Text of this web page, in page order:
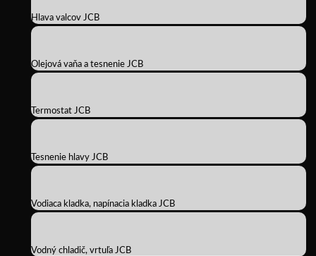
Hlava valcov JCB
Olejová vaňa a tesnenie JCB
Termostat JCB
Tesnenie hlavy JCB
Vodiaca kladka, napínacia kladka JCB
Vodný chladič, vrtuľa JCB